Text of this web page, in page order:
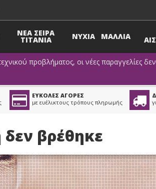
ΝΕΑ ΣΕΙΡΑ
TITANIA ΝΥΧΙΑ ΜΑΛΛΙΑ
προβλήματος, οι νέες παραγγελίες
ΕΥΚΟΛΕΣ ΑΓΟΡΕΣ
με ευέλικτους τρόπους πληρωμής
βρέθηκε